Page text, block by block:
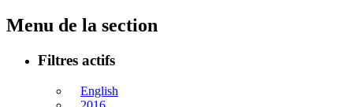
Menu de la section
Filtres actifs
English